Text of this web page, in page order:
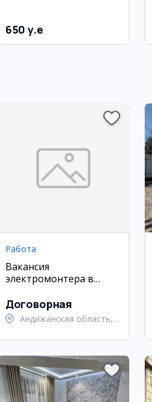
650 y.e
Работа
Вакансия
электромонтера в
Договорная
Андижанская область,